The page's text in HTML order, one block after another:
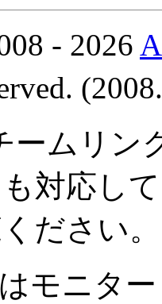
- 2026
ームリン
対応し
ださい。
モニター